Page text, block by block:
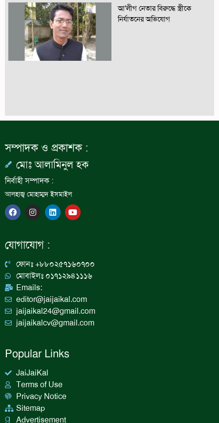
আ’লীগ নেতার বিরুদ্ধে স্ত্রীকে
নির্যাতনের অভিযোগ
সম্পাদক ও প্রকাশক :
মোঃ আলামিনুল হক
নির্বাহী সম্পাদক :
আলহাজ্ব মোহাম্মদ ইসমাইল
F
a
c
b
o
I
n
s
a
g
a
m
L
i
n
n
Y
o
u
যোগাযোগ :
ফোনঃ +৮৮০২৫৭১৬০৭০০
মোবাইলঃ ০১৭১২৯৪১১১৬
Emails:
editor@jaijaikal.com
jaijaikal24@gmail.com
jaijaikalcv@gmail.com
Popular Links
JaiJaiKal
Terms of Use
Privacy Notice
Sitemap
Advertisement